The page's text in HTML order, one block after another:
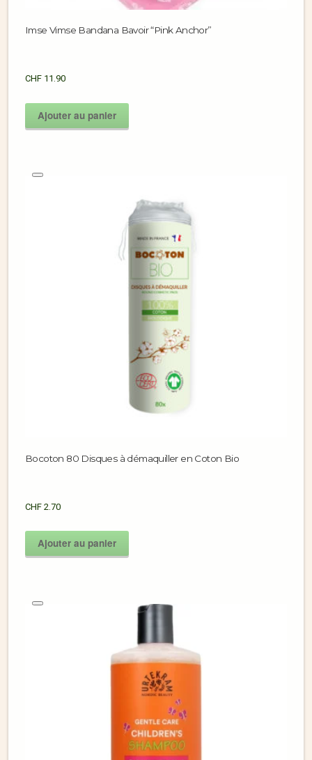
Imse Vimse Bandana Bavoir “Pink Anchor”
CHF 11.90
Ajouter au panier
Bocoton 80 Disques à démaquiller en Coton Bio
CHF 2.70
Ajouter au panier